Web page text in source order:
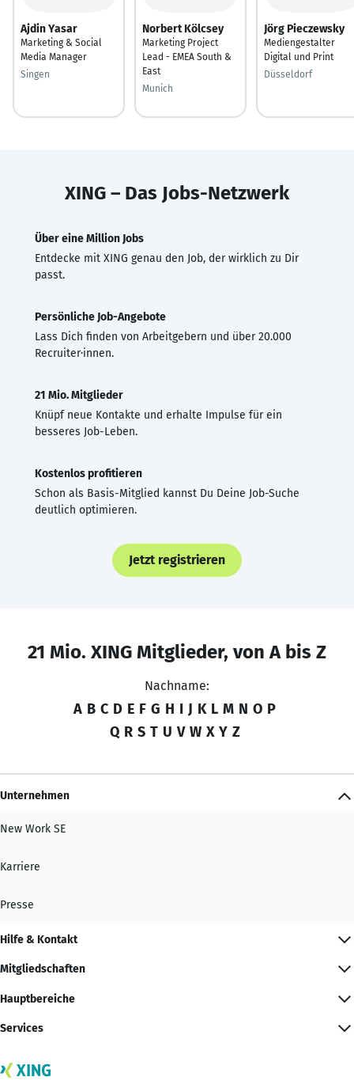
Ajdin Yasar
Marketing & Social
Media Manager
Singen
Norbert Kölcsey
Marketing Project
Lead - EMEA South &
East
Munich
Jörg Pieczewsky
Mediengestalter
Digital und Print
Düsseldorf
XING – Das Jobs-Netzwerk
Über eine Million Jobs
Entdecke mit XING genau den Job, der wirklich zu Dir
passt.
Persönliche Job-Angebote
Lass Dich finden von Arbeitgebern und über 20.000
Recruiter·innen.
21 Mio. Mitglieder
Knüpf neue Kontakte und erhalte Impulse für ein
besseres Job-Leben.
Kostenlos profitieren
Schon als Basis-Mitglied kannst Du Deine Job-Suche
deutlich optimieren.
Jetzt registrieren
21 Mio. XING Mitglieder, von A bis Z
Nachname:
A B C D E F G H I J K L M N O P
Q R S T U V W X Y Z
Unternehmen
New Work SE
Karriere
Presse
Hilfe & Kontakt
Mitgliedschaften
Hauptbereiche
Services